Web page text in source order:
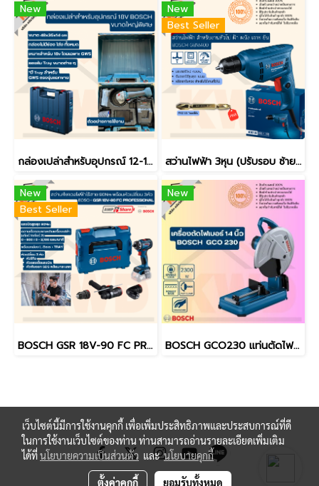
New
กล่องเปล่าสำหรับอุปกรณ์ 12-18V BOSCH ขนาดเล็ก ขนาดใหญ่ ขนาดใหญ่พิเศษ / 45x35x12cm หรือ 48x35x14cm (ของแท้)
New
Best Seller
สว่านไฟฟ้า 3หุน (ปรับรอบ ซ้าย-ขวา) 2,800 รอบ 400 วัตต์ BOSCH GBM400 รุ่นใหม่ล่าสุด
New
Best Seller
BOSCH GSR 18V-90 FC PROFESSIONAL สว่าน/ไขควงไฟฟ้าไร้สาย 90Nm พร้อมหัวเปลี่ยน 3หัว (ของแท้/ประกันศูนย์/พร้อมส่ง)
New
BOSCH GCO230 แท่นตัดไฟเบอร์/ไฟเบอร์ตัดเหล็ก 14นิ้ว (เฉพาะเครื่อง) (ของแท้ประกันศูนย์/พร้อมส่ง)
เว็บไซต์นี้มีการใช้งานคุกกี้ เพื่อเพิ่มประสิทธิภาพและประสบการณ์ที่ดี
ในการใช้งานเว็บไซต์ของท่าน ท่านสามารถอ่านรายละเอียดเพิ่มเติม
ได้ที่นโยบายความเป็นส่วนตัว และนโยบายคุกกี้
ตั้งค่าคุกกี้ ยอมรับทั้งหมด